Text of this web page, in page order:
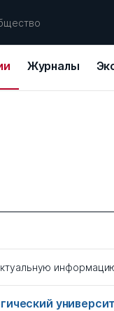
Журналы